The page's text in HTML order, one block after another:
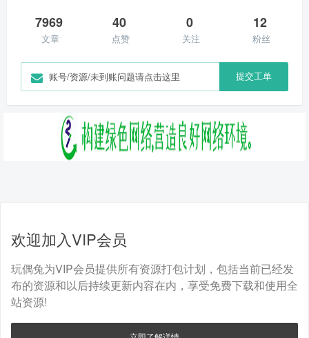
7969
文章
40
点赞
0
关注
12
粉丝
账号/资源/未到账问题请点击这里 提交工单
欢迎加入VIP会员
玩偶兔为VIP会员提供所有资源打包计划，包括当前已经发
布的资源和以后持续更新内容在内，享受免费下载和使用全
站资源!